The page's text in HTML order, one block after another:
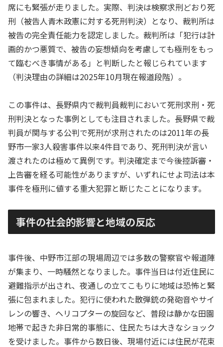
席にも緊張が走りました。実際、判決は検察求刑どおり死
刑（被告人青木政憲に対する死刑判決）となり、裁判所は
被告の完全責任能力を認定しました。裁判所は「犯行は計
画的かつ悪質で、被告の妄想傾向を考慮しても極刑をもっ
て臨むべき事情がある」と判断したと報じられています
（判決理由の詳細は2025年10月現在報道段階）。
この事件は、長野県内で裁判員裁判において死刑求刑・死
刑判決となった事例としても注目されました。長野県で裁
判員が関与する公判で死刑が求刑されたのは2011年の長
野市一家3人殺害事件以来4件目であり、死刑判決が言い
渡されたのは極めて異例です。判決確定まで今後控訴審・
上告審を経る可能性がありますが、いずれにせよ司法は本
事件を極刑に値する重大犯罪と断じたことになります。
事件の社会的影響と地域の反応
事件後、中野市江部の現場周辺では多数の警察官や報道陣
が集まり、一時騒然となりました。事件当日は付近住民に
避難指示が出され、夜通しの立てこもりに地域は恐怖と緊
張に包まれました。犯行に使われた散弾銃の発砲音やサイ
レンの響き、ヘリコプターの旋回など、普段は静かな田園
地帯で起きた非日常的事態に、住民たちは大きなショック
を受けました。事件から数日後、現場付近には住民が花束